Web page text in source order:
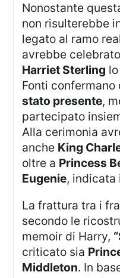
Nonostante questa volontà, il principe
non risulterebbe
legato al ramo
avrebbe
Harriet Sterling
Fonti confermano
stato presente,
partecipato
Alla cerimonia
anche King
oltre a Princess
Eugenie, indicata
La frattura tra i fratelli sarebbe legata,
secondo le
memoir di Harry,
criticato sia
Middleton. In